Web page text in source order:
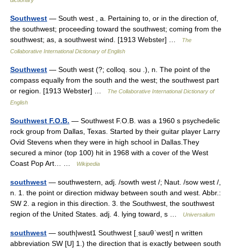
Southwest — South west , a. Pertaining to, or in the direction of,
the southwest; proceeding toward the southwest; coming from the
southwest; as, a southwest wind. [1913 Webster] …
The
Collaborative International Dictionary of English
Southwest — South west (?; colloq. sou .), n. The point of the
compass equally from the south and the west; the southwest part
or region. [1913 Webster] …
The Collaborative International Dictionary of
English
Southwest F.O.B. — Southwest F.O.B. was a 1960 s psychedelic
rock group from Dallas, Texas. Started by their guitar player Larry
Ovid Stevens when they were in high school in Dallas.They
secured a minor (top 100) hit in 1968 with a cover of the West
Coast Pop Art… …
Wikipedia
southwest — southwestern, adj. /sowth west /; Naut. /sow west /,
n. 1. the point or direction midway between south and west. Abbr.:
SW 2. a region in this direction. 3. the Southwest, the southwest
region of the United States. adj. 4. lying toward, s …
Universalium
southwest — south|west1 Southwest [ˌsauθˈwest] n written
abbreviation SW [U] 1.) the direction that is exactly between south